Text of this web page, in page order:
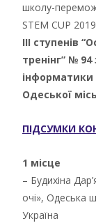
школу-
STEM CUP
ІІІ ступенів
тренінг” №
інформатики
Одеської
ПІДСУМКИ
1 місце
– Будихіна
очі», Одеська
Україна